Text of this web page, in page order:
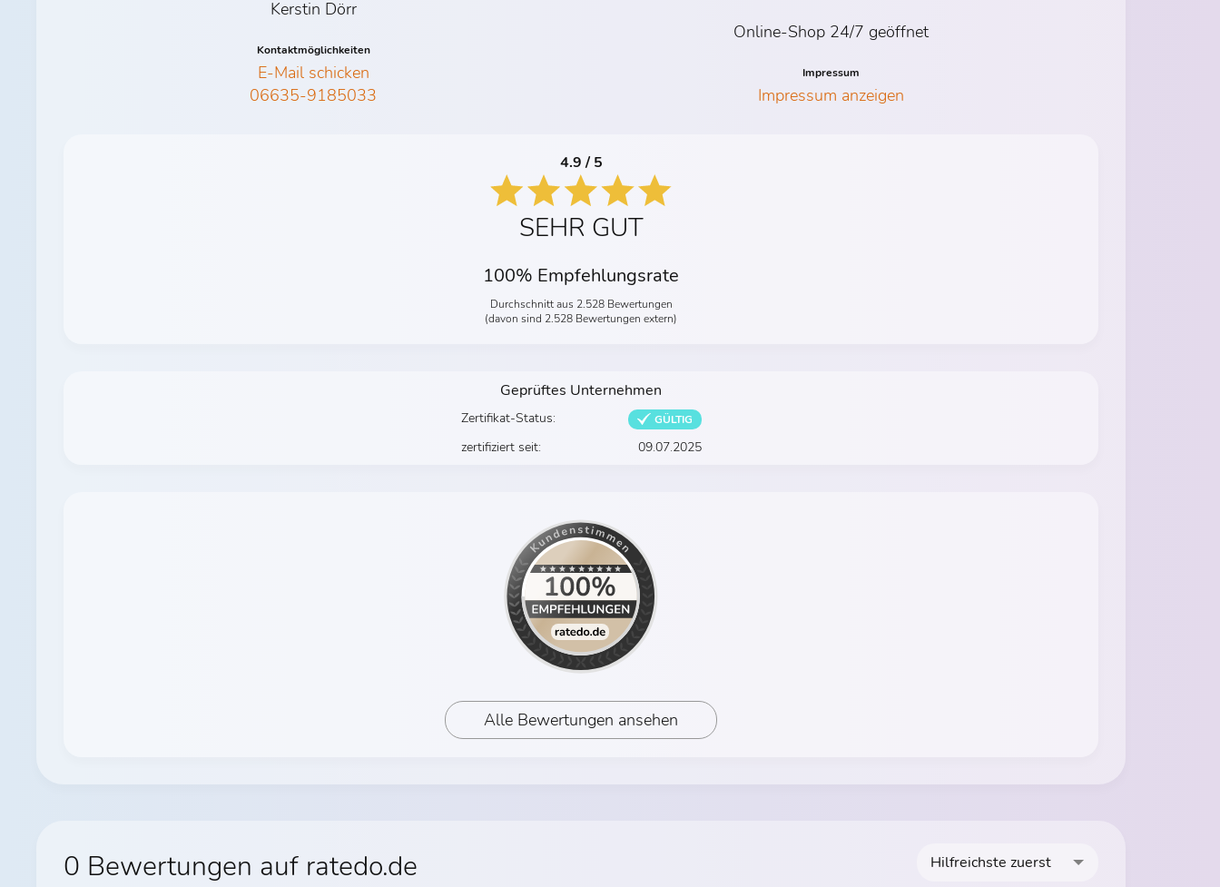
Kerstin Dörr
Kontaktmöglichkeiten
E-Mail schicken
06635-9185033
Online-Shop 24/7 geöffnet
Impressum
Impressum anzeigen
4.9 / 5
SEHR GUT
100% Empfehlungsrate
Durchschnitt aus 2.528 Bewertungen
(davon sind 2.528 Bewertungen extern)
Geprüftes Unternehmen
Zertifikat-Status: GÜLTIG
zertifiziert seit: 09.07.2025
Alle Bewertungen ansehen
0 Bewertungen auf ratedo.de Hilfreichste zuerst